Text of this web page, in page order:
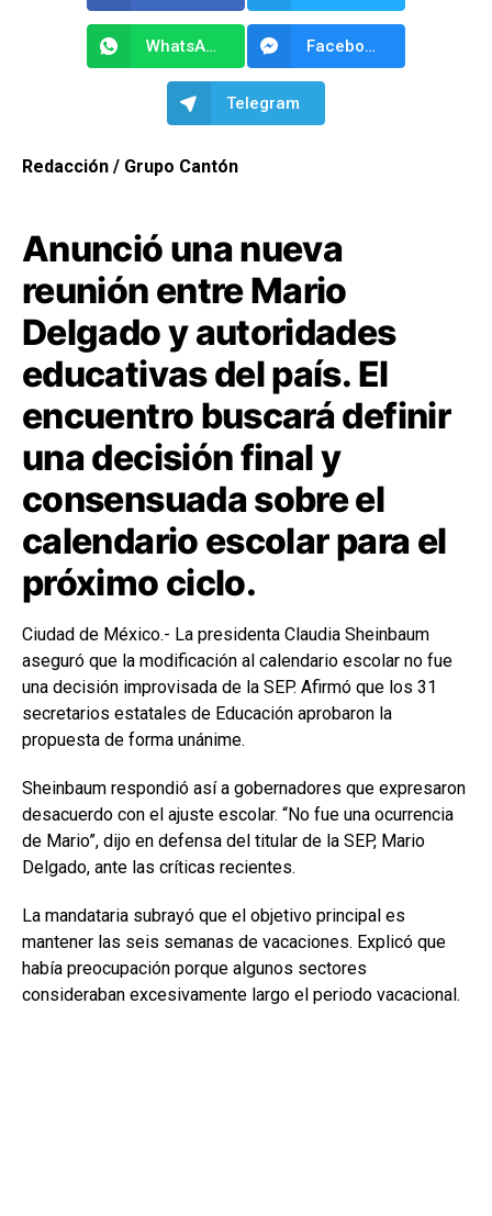
WhatsApp Facebook Messenger
Telegram
Redacción / Grupo Cantón
Anunció una nueva
reunión entre Mario
Delgado y autoridades
educativas del país. El
encuentro buscará definir
una decisión final y
consensuada sobre el
calendario escolar para el
próximo ciclo.
Ciudad de México.- La presidenta Claudia Sheinbaum
aseguró que la modificación al calendario escolar no fue
una decisión improvisada de la SEP. Afirmó que los 31
secretarios estatales de Educación aprobaron la
propuesta de forma unánime.
Sheinbaum respondió así a gobernadores que expresaron
desacuerdo con el ajuste escolar. “No fue una ocurrencia
de Mario”, dijo en defensa del titular de la SEP, Mario
Delgado, ante las críticas recientes.
La mandataria subrayó que el objetivo principal es
mantener las seis semanas de vacaciones. Explicó que
había preocupación porque algunos sectores
consideraban excesivamente largo el periodo vacacional.